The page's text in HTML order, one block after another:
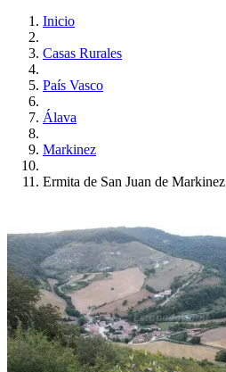
Inicio
Casas Rurales
País Vasco
Álava
Markinez
Ermita de San Juan de Markinez